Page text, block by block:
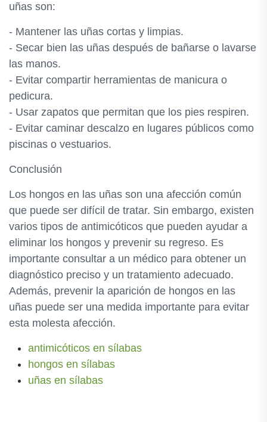
uñas son:
- Mantener las uñas cortas y limpias.
- Secar bien las uñas después de bañarse o lavarse
las manos.
- Evitar compartir herramientas de manicura o
pedicura.
- Usar zapatos que permitan que los pies respiren.
- Evitar caminar descalzo en lugares públicos como
piscinas o vestuarios.
Conclusión
Los hongos en las uñas son una afección común
que puede ser difícil de tratar. Sin embargo, existen
varios tipos de antimicóticos que pueden ayudar a
eliminar los hongos y prevenir su regreso. Es
importante consultar a un médico para obtener un
diagnóstico preciso y un tratamiento adecuado.
Además, prevenir la aparición de hongos en las
uñas puede ser una medida importante para evitar
esta molesta afección.
antimicóticos en sílabas
hongos en sílabas
uñas en sílabas